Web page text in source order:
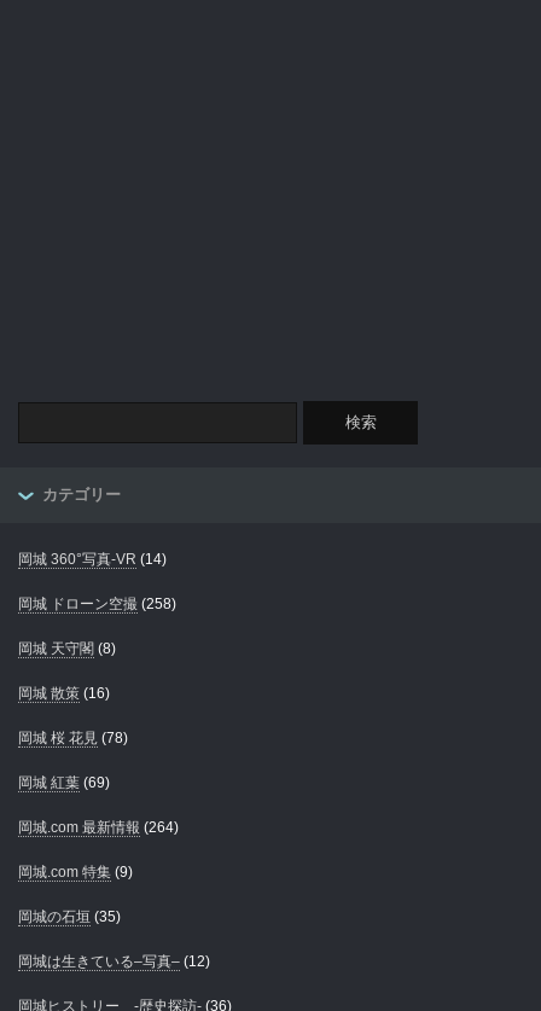
カテゴリー
岡城 360°写真-VR (14)
岡城 ドローン空撮 (258)
岡城 天守閣 (8)
岡城 散策 (16)
岡城 桜 花見 (78)
岡城 紅葉 (69)
岡城.com 最新情報 (264)
岡城.com 特集 (9)
岡城の石垣 (35)
岡城は生きている–写真– (12)
岡城ヒストリー -歴史探訪- (36)